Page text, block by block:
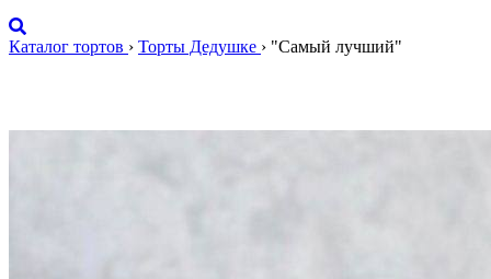
Каталог тортов › Торты Дедушке › "Самый лучший"